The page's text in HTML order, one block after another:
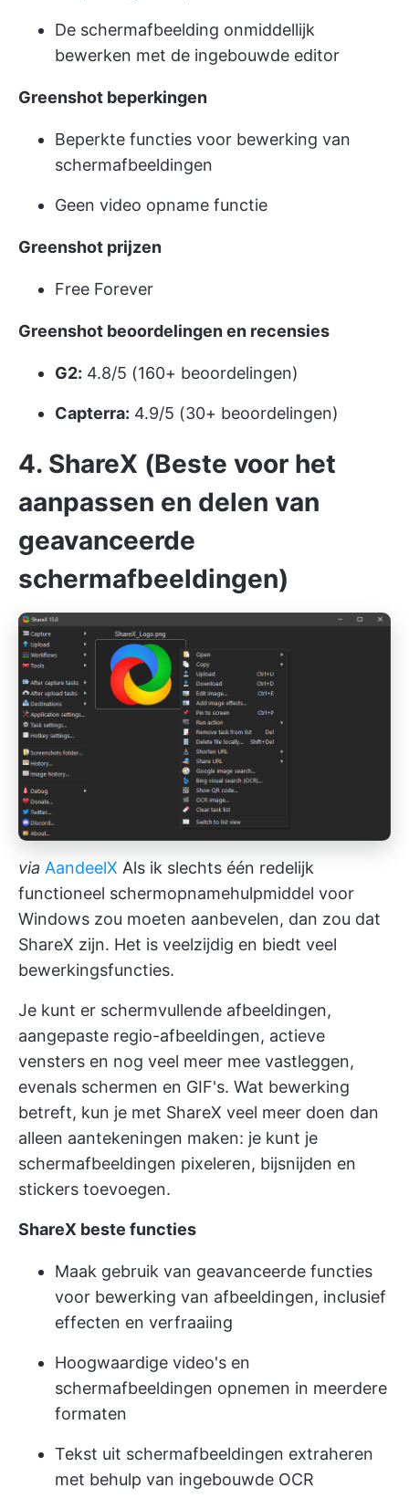
De schermafbeelding onmiddellijk
bewerken met de ingebouwde editor
Greenshot beperkingen
Beperkte functies voor bewerking van
schermafbeeldingen
Geen video opname functie
Greenshot prijzen
Free Forever
Greenshot beoordelingen en recensies
G2: 4.8/5 (160+ beoordelingen)
Capterra: 4.9/5 (30+ beoordelingen)
4. ShareX (Beste voor het
aanpassen en delen van
geavanceerde
schermafbeeldingen)
via AandeelX Als ik slechts één redelijk
functioneel schermopnamehulpmiddel voor
Windows zou moeten aanbevelen, dan zou dat
ShareX zijn. Het is veelzijdig en biedt veel
bewerkingsfuncties.
Je kunt er schermvullende afbeeldingen,
aangepaste regio-afbeeldingen, actieve
vensters en nog veel meer mee vastleggen,
evenals schermen en GIF's. Wat bewerking
betreft, kun je met ShareX veel meer doen dan
alleen aantekeningen maken: je kunt je
schermafbeeldingen pixeleren, bijsnijden en
stickers toevoegen.
ShareX beste functies
Maak gebruik van geavanceerde functies
voor bewerking van afbeeldingen, inclusief
effecten en verfraaiing
Hoogwaardige video's en
schermafbeeldingen opnemen in meerdere
formaten
Tekst uit schermafbeeldingen extraheren
met behulp van ingebouwde OCR